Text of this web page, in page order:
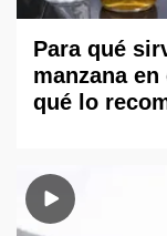
Para qué
manzana
qué lo